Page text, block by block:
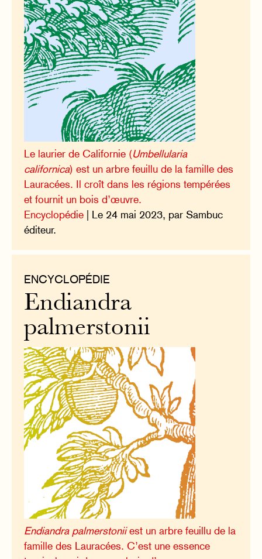
Le laurier de Californie (Umbellularia
californica) est un arbre feuillu de la famille des
Lauracées. Il croît dans les régions tempérées
et fournit un bois d’œuvre.
Encyclopédie | Le 24 mai 2023, par Sambuc
éditeur.
ENCYCLOPÉDIE
Endiandra
palmerstonii
Endiandra palmerstoniiest un arbre feuillu de la
famille des Lauracées. C’est une essence